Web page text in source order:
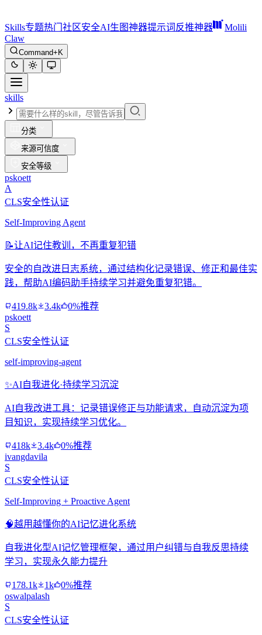
Skills专题热门 社区安全AI生图神器提示词反推神器
Molili
Claw
Command+K
skills
分类
来源可信度
安全等级
pskoett
A
CLS安全性认证
Self-Improving Agent
📝让AI记住教训，不再重复犯错
安全的自改进日志系统，通过结构化记录错误、修正和最佳实
践，帮助AI编码助手持续学习并避免重复犯错。
419.8k 3.4k
0%推荐
pskoett
S
CLS安全性认证
self-improving-agent
✨AI自我进化·持续学习沉淀
AI自我改进工具：记录错误修正与功能请求，自动沉淀为项
目知识，实现持续学习优化。
418k 3.4k
0%推荐
ivangdavila
S
CLS安全性认证
Self-Improving + Proactive Agent
🧠越用越懂你的AI记忆进化系统
自我进化型AI记忆管理框架，通过用户纠错与自我反思持续
学习，实现永久能力提升
178.1k 1k
0%推荐
oswalpalash
S
CLS安全性认证